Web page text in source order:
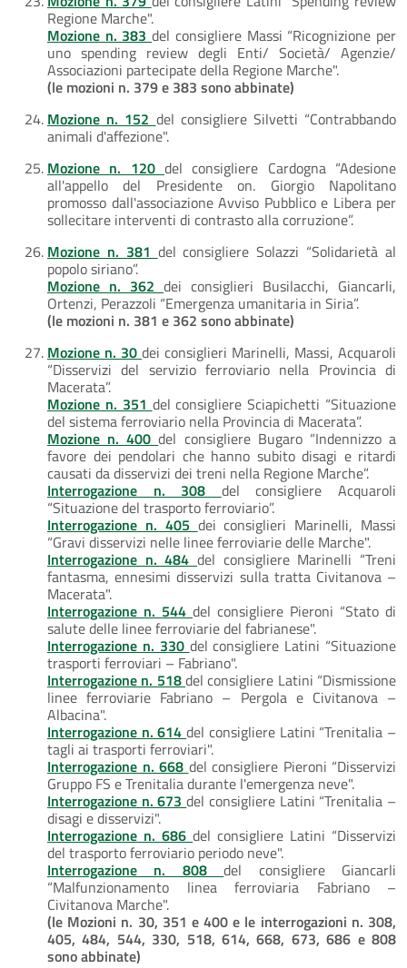
Regione Marche".
Mozione n. 383del consigliere Massi “Ricognizione per
uno spending review degli Enti/ Società/ Agenzie/
Associazioni partecipate della Regione Marche".
(le mozioni n. 379 e 383 sono abbinate)
Mozione n. 152 del consigliere Silvetti “Contrabbando
animali d'affezione".
Mozione n. 120 del consigliere Cardogna “Adesione
all'appello del Presidente on. Giorgio Napolitano
promosso dall'associazione Avviso Pubblico e Libera per
sollecitare interventi di contrasto alla corruzione”.
Mozione n. 381 del consigliere Solazzi “Solidarietà al
popolo siriano”.
Mozione n. 362 dei consiglieri Busilacchi, Giancarli,
Ortenzi, Perazzoli “Emergenza umanitaria in Siria”.
(le mozioni n. 381 e 362 sono abbinate)
Mozione n. 30 dei consiglieri Marinelli, Massi, Acquaroli
“Disservizi del servizio ferroviario nella Provincia di
Macerata”.
Mozione n. 351 del consigliere Sciapichetti “Situazione
del sistema ferroviario nella Provincia di Macerata”.
Mozione n. 400del consigliere Bugaro “Indennizzo a
favore dei pendolari che hanno subito disagi e ritardi
causati da disservizi dei treni nella Regione Marche”.
Interrogazione n. 308 del consigliere Acquaroli
“Situazione del trasporto ferroviario”.
Interrogazione n. 405 dei consiglieri Marinelli, Massi
“Gravi disservizi nelle linee ferroviarie delle Marche".
Interrogazione n. 484 del consigliere Marinelli “Treni
fantasma, ennesimi disservizi sulla tratta Civitanova –
Macerata".
Interrogazione n. 544 del consigliere Pieroni “Stato di
salute delle linee ferroviarie del fabrianese".
Interrogazione n. 330 del consigliere Latini “Situazione
trasporti ferroviari – Fabriano".
Interrogazione n. 518del consigliere Latini “Dismissione
linee ferroviarie Fabriano – Pergola e Civitanova –
Albacina".
Interrogazione n. 614del consigliere Latini “Trenitalia –
tagli ai trasporti ferroviari".
Interrogazione n. 668 del consigliere Pieroni “Disservizi
Gruppo FS e Trenitalia durante l'emergenza neve".
Interrogazione n. 673del consigliere Latini “Trenitalia –
disagi e disservizi".
Interrogazione n. 686 del consigliere Latini “Disservizi
del trasporto ferroviario periodo neve".
Interrogazione n. 808del consigliere Giancarli
“Malfunzionamento linea ferroviaria Fabriano –
Civitanova Marche".
(le Mozioni n. 30, 351 e 400 e le interrogazioni n. 308,
405, 484, 544, 330, 518, 614, 668, 673, 686 e 808
sono abbinate)